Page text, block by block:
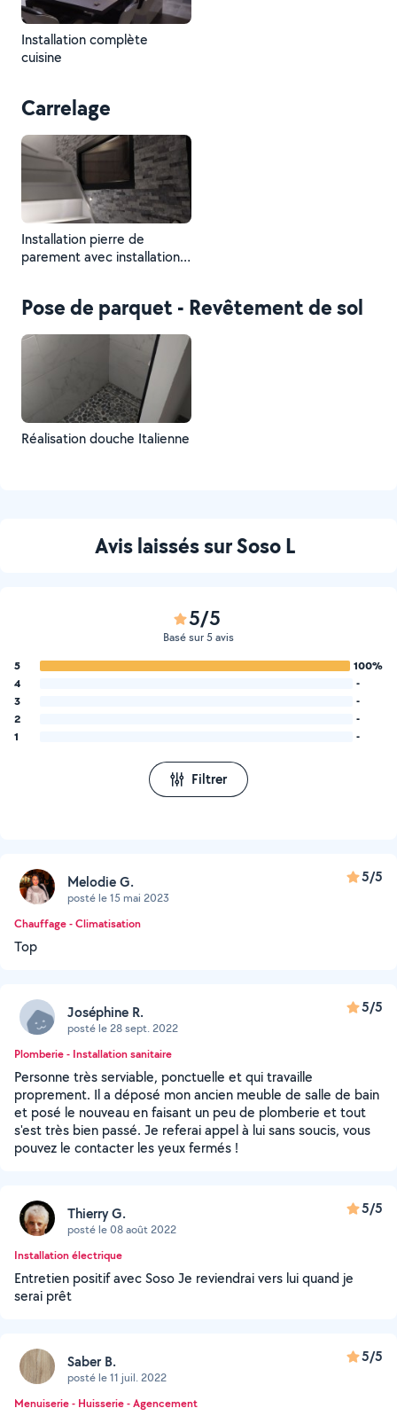
Installation complète
cuisine
Carrelage
Installation pierre de
parement avec installation
Pose de parquet - Revêtement de sol
Réalisation douche Italienne
Avis laissés sur Soso L
5/5
Basé sur 5 avis
5
100%
4
-
3
-
2
-
1
-
Filtrer
Melodie G.
posté le 15 mai 2023
5/5
Chauffage - Climatisation
Top
Joséphine R.
posté le 28 sept. 2022
5/5
Plomberie - Installation sanitaire
Personne très serviable, ponctuelle et qui travaille
proprement. Il a déposé mon ancien meuble de salle de bain
et posé le nouveau en faisant un peu de plomberie et tout
s'est très bien passé. Je referai appel à lui sans soucis, vous
pouvez le contacter les yeux fermés !
Thierry G.
posté le 08 août 2022
5/5
Installation électrique
Entretien positif avec Soso Je reviendrai vers lui quand je
serai prêt
Saber B.
posté le 11 juil. 2022
5/5
Menuiserie - Huisserie - Agencement